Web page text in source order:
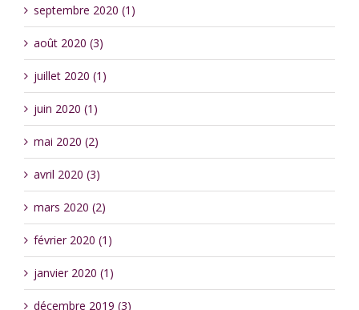
septembre 2020 (1)
août 2020 (3)
juillet 2020 (1)
juin 2020 (1)
mai 2020 (2)
avril 2020 (3)
mars 2020 (2)
février 2020 (1)
janvier 2020 (1)
décembre 2019 (3)